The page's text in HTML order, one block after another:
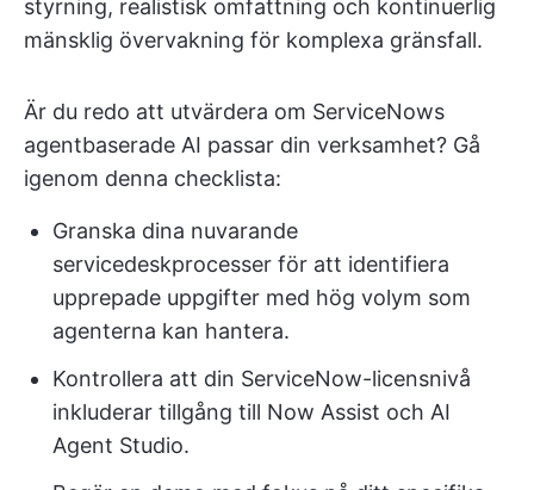
styrning, realistisk omfattning och kontinuerlig
mänsklig övervakning för komplexa gränsfall.
Är du redo att utvärdera om ServiceNows
agentbaserade AI passar din verksamhet? Gå
igenom denna checklista:
Granska dina nuvarande
servicedeskprocesser för att identifiera
upprepade uppgifter med hög volym som
agenterna kan hantera.
Kontrollera att din ServiceNow-licensnivå
inkluderar tillgång till Now Assist och AI
Agent Studio.